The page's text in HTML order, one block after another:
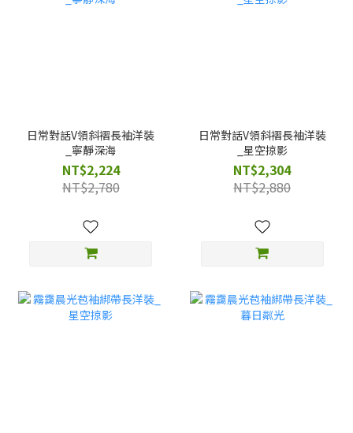
日常對話V領斜褶長袖洋裝
_寧靜深海
NT$2,224
NT$2,780
日常對話V領斜褶長袖洋裝
_星空掠影
NT$2,304
NT$2,880